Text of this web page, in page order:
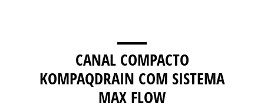
CANAL COMPACTO
KOMPAQDRAIN COM SISTEMA
MAX FLOW